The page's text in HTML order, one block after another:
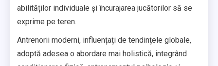
abilităților individuale și încurajarea jucătorilor să se
exprime pe teren.
Antrenorii moderni, influențați de tendințele globale,
adoptă adesea o abordare mai holistică, integrând